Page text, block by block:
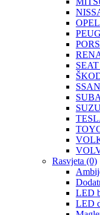
OPEL
SEAT
Rasvjeta (0)
LED
LED